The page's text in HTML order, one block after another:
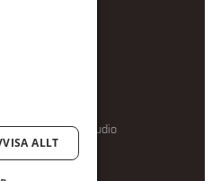
Media Brand Studio
ALLT